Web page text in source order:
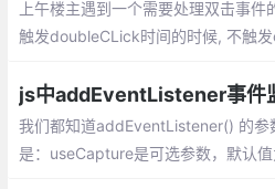
上午楼主遇到一个需要处理双击事
触发doubleCLick时间的时候, 不触
断这个click 不在 doubleClick 中。
我们都知道addEventListener() 的参
是：useCapture是可选参数，默认